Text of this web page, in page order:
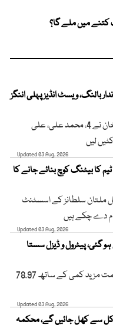
کتنے میں ملے گا؟
بالنگ، ویسٹ انڈیز پہلی اننگز
پاکستان کی جانب سے ساجد خان نے 4، محمد علی، علی
لیں
Updated 03 Aug, 2026
کا بیٹنگ کوچ بنائے جانے کا
ملتان سلطانز کے اسسٹنٹ
دے چکے ہیں
Updated 03 Aug, 2026
گئی، پیٹرول و ڈیزل سستا
امریکی خام تیل کی فی بیرل قیمت مزید کمی کے ساتھ 78.97
Updated 03 Aug, 2026
کل سے کھل جائیں گے، محکمہ